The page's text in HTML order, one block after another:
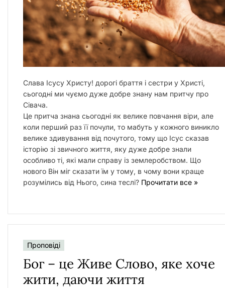
Слава Ісусу Христу! дорогі браття і сестри у Христі,
сьогодні ми чуємо дуже добре знану нам притчу про
Сівача.
Це притча знана сьогодні як велике повчання віри, але
коли перший раз її почули, то мабуть у кожного виникло
велике здивування від почутого, тому що Ісус сказав
історію зі звичного життя, яку дуже добре знали
особливо ті, які мали справу із землеробством. Що
нового Він міг сказати їм у тому, в чому вони краще
розумілись від Нього, сина теслі? Прочитати все »
Проповіді
Бог – це Живе Слово, яке хоче
жити, даючи життя